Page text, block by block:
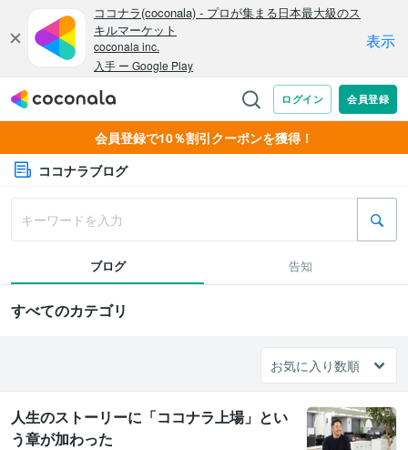
会員登録で10％割引クーポンを獲得！
ココナラブログ
ブログ 告知
すべてのカテゴリ
人生のストーリーに「ココナラ上場」とい
う章が加わった